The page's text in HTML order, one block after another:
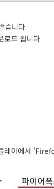
습니다
로드 됩니다
레이에서